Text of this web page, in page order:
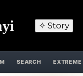
✧ Story
SEARCH EXTREME